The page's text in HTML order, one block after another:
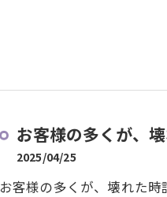
お客様の多くが、
2025/04/25
お客様の多くが、壊れた